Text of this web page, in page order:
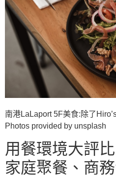
南港LaLaport 5F美食:除了
Photos provided by unsplash
用餐環境大評
家庭聚餐、商